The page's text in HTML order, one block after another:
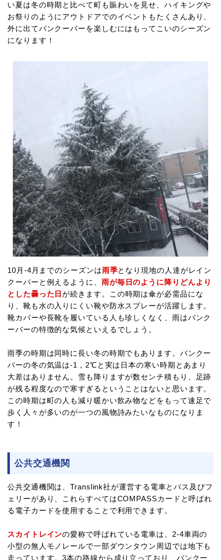
い夏は冬の時期と比べて町も賑わいを見せ、ハイキングや
お祭りのようにアウトドアでのイベントもたくさんあり、
外に出てバンクーバーを楽しむにはもってこいのシーズン
になります！
10月-4月までのシーズンは雨季となり現地の人達がレイン
クーバーと例えるように、 雨が毎日のように降りどんより
とした曇った日 が続きます。この時期は傘が必需品にな
り、靴も水の入りにくい靴や防水スプレーが活躍します。
靴カバーや長靴を履いている人も珍しくなく、雨はバンク
ーバーの特徴的な気候といえるでしょう。
雨季の時期は同時に長い冬の時期でもあります。バンクー
バーの冬の気温は-1，2℃と実は日本の寒い時期とあまり
大差はありません。雪も降りますが数センチ積もり、足跡
が残る程度なので寒すぎるということはないと思います。
この時期は町の人も減り暖かい飲み物などをもって速足で
歩く人々が多いのが一つの風物詩みたいなものになりま
す！
公共交通機関
公共交通機関は、Translink社が運営する電車とバス及びフ
ェリーがあり、これらすべてはCOMPASSカードと呼ばれ
る電子カードを使用することで利用できます。
スカイトレインの愛称で呼ばれている電車は、2-4車両の
小型の無人モノレールで一部ダウンタウン周辺では地下も
走っています。3本の路線から成り立っており、バンクー